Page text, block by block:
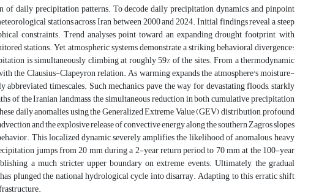
daily precipitation patterns. To decode daily precipitation dynamics and pinpoint
stations across Iran between 2000 and 2024. Initial findings reveal a steep
constraints. Trend analyses point toward an expanding drought footprint, with
stations. Yet, atmospheric systems demonstrate a striking behavioral divergence:
is simultaneously climbing at roughly 59% of the sites. From a thermodynamic
the Clausius-Clapeyron relation. As warming expands the atmosphere's moisture-
timescales. Such mechanics pave the way for devastating floods, starkly
of the Iranian landmass, the simultaneous reduction in both cumulative precipitation
daily anomalies using the Generalized Extreme Value (GEV) distribution, profound
and the explosive release of convective energy along the southern Zagros slopes
This localized dynamic severely amplifies the likelihood of anomalous, heavy
jumps from 20 mm during a 2-year return period to 70 mm at the 100-year
a much stricter upper boundary on extreme events. Ultimately, the gradual
plunged the national hydrological cycle into disarray. Adapting to this erratic shift